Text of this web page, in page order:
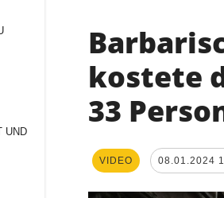
RUBRIKEN
der
UND
kostete
33
VIDEO 08.01.2024